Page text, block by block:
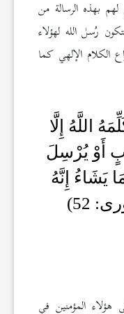
بهذه الرسالة من
رُسل الله لهؤلاء
الكلام الإلهي كما
اللَّهُ إِلَّا
أَوْ يُرْسِلَ
يَشَاءُ إِنَّهُ
52)
هؤلاء المؤمنين في